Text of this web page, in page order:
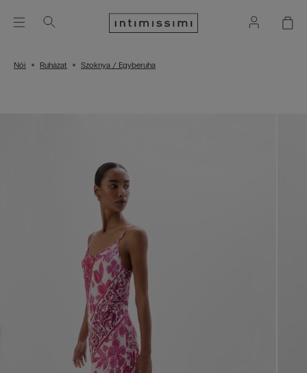
Női Ruházat Szoknya / Egyberuha